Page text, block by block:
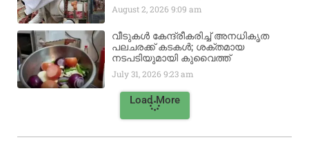
August 2, 20269:09 am
വീടുകൾ കേന്ദ്രീകരിച്ച് അനധികൃത
പലചരക്ക് കടകൾ; ശക്തമായ
നടപടിയുമായി കുവൈത്ത്
July 31, 20269:23 am
Load More